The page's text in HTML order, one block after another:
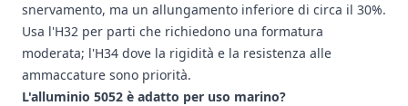
snervamento, ma un allungamento inferiore di circa il 30%.
Usa l'H32 per parti che richiedono una formatura
moderata; l'H34 dove la rigidità e la resistenza alle
ammaccature sono priorità.
L'alluminio 5052 è adatto per uso marino?